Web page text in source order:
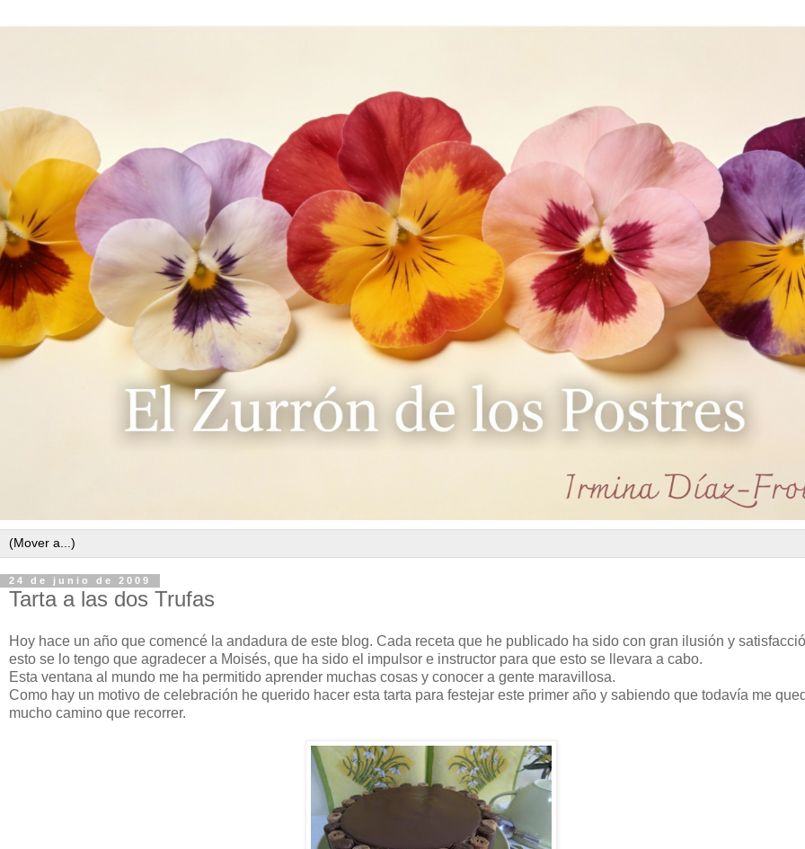
24 de junio de 2009
Tarta a las dos Trufas
Hoy hace un año que comencé la andadura de este blog. Cada receta que he publicado ha sido con gran ilusión y
esto se lo tengo que agradecer a Moisés, que ha sido el impulsor e instructor para que esto se llevara a cabo.
Esta ventana al mundo me ha permitido aprender muchas cosas y conocer a gente maravillosa.
Como hay un motivo de celebración he querido hacer esta tarta para festejar este primer año y sabiendo que todavía me
mucho camino que recorrer.